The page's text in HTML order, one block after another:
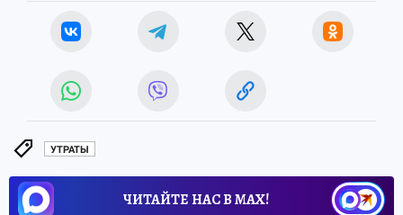
УТРАТЫ
ЧИТАЙТЕ НАС В МАХ!